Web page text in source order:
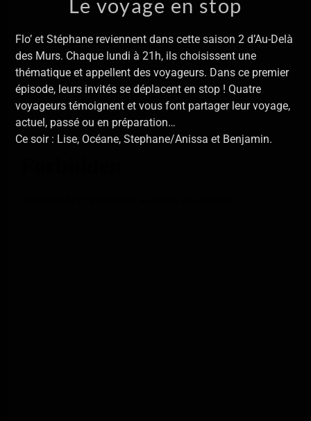
Aeris Roves
Allo La Planète
Le voyage en stop
Flo’ et Stéphane reviennent dans cette saison 2 d’Au-Delà
des Murs. Chaque lundi à 21h, ils choisissent une
thématique et appellent des voyageurs. Dans ce premier
épisode, leurs invités se déplacent en stop ! Quatre
voyageurs témoignent et vous font partager leur voyage,
actuel, passé ou en préparation…
Ce soir : Lise, Océane, Stephane/Anissa et Benjamin.